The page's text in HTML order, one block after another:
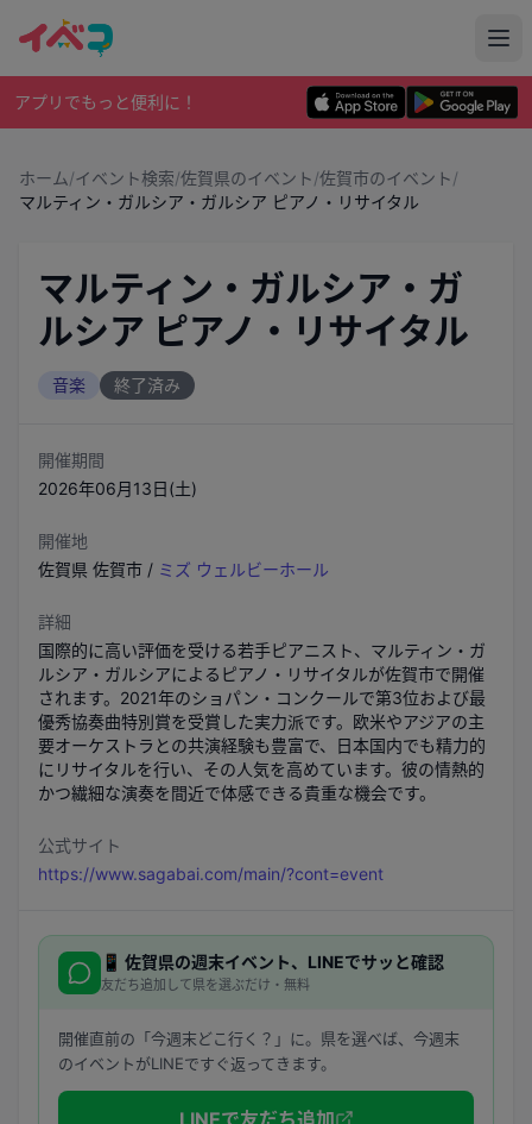
アプリでもっと便利に！
ホーム/イベント検索/佐賀県のイベント/佐賀市のイベント/
マルティン・ガルシア・ガルシア ピアノ・リサイタル
マルティン・ガルシア・ガ
ルシア ピアノ・リサイタル
音楽 終了済み
開催期間
2026年06月13日(土)
開催地
佐賀県 佐賀市 / ミズ ウェルビーホール
詳細
国際的に高い評価を受ける若手ピアニスト、マルティン・ガ
ルシア・ガルシアによるピアノ・リサイタルが佐賀市で開催
されます。2021年のショパン・コンクールで第3位および最
優秀協奏曲特別賞を受賞した実力派です。欧米やアジアの主
要オーケストラとの共演経験も豊富で、日本国内でも精力的
にリサイタルを行い、その人気を高めています。彼の情熱的
かつ繊細な演奏を間近で体感できる貴重な機会です。
公式サイト
https://www.sagabai.com/main/?cont=event
📱 佐賀県の週末イベント、LINEでサッと確認
友だち追加して県を選ぶだけ・無料
開催直前の「今週末どこ行く？」に。県を選べば、今週末
のイベントがLINEですぐ返ってきます。
LINEで友だち追加